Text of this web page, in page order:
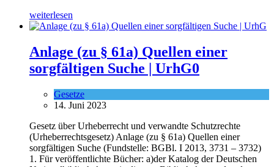
weiterlesen
Anlage (zu § 61a) Quellen einer
sorgfältigen Suche | UrhG0
Gesetze
14. Juni 2023
Gesetz über Urheberrecht und verwandte Schutzrechte
(Urheberrechtsgesetz) Anlage (zu § 61a) Quellen einer
sorgfältigen Suche (Fundstelle: BGBl. I 2013, 3731 – 3732)
1. Für veröffentlichte Bücher: a)der Katalog der Deutschen